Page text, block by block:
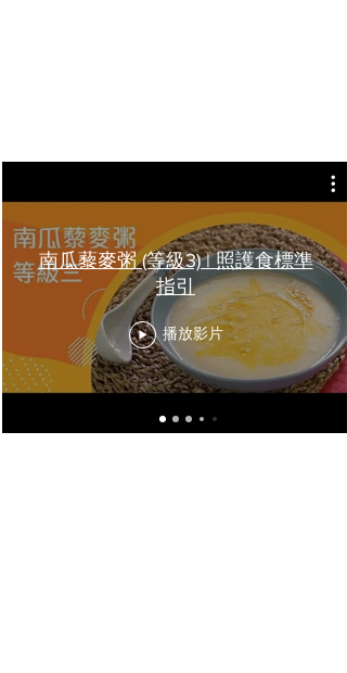
南瓜藜麥粥 (等級3) | 照護食標準
指引
播放影片